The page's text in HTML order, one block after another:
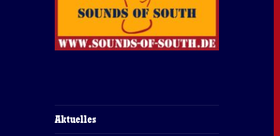
Aktuelles